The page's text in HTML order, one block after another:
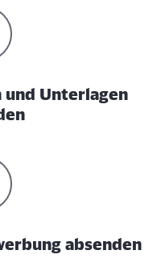
und Unterlagen
absenden